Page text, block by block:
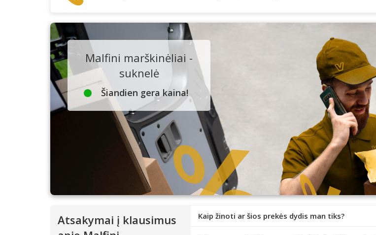
Malfini marškinėliai -
suknelė
Šiandien gera kaina!
Atsakymai į klausimus
Kaip žinoti ar šios prekės dydis man tiks?